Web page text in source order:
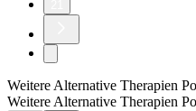
Weitere Alternative Therapien
Weitere Alternative Therapien